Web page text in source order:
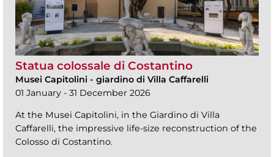
Statua colossale di Costantino
Musei Capitolini - giardino di Villa Caffarelli
01 January - 31 December 2026
At the Musei Capitolini, in the Giardino di Villa
Caffarelli, the impressive life-size reconstruction of the
Colosso di Costantino.